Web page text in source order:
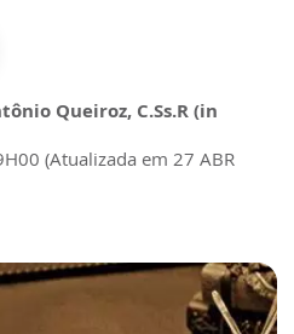
Queiroz, C.Ss.R (in
(Atualizada em 27 ABR